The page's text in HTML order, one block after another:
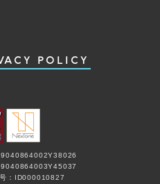
POLICY
9040864002Y38026
9040864003Y45037
：ID000010827